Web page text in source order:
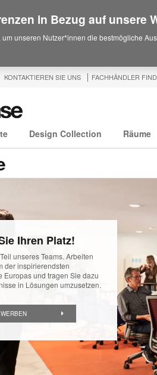
KONTAKTIEREN SIE UNS FACHHÄNDLER
Design Collection Räume
Ihren Platz!
unseres Teams. Arbeiten
der inspirierendsten
Europas und tragen Sie dazu
in Lösungen umzusetzen.
in Bezug auf unsere
unseren Nutzer*innen die bestmögliche